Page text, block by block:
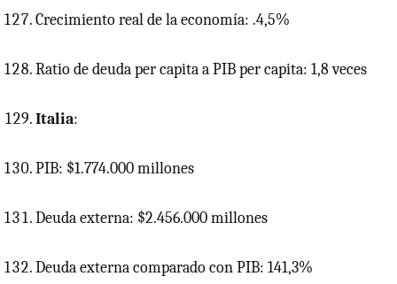
Crecimiento real de la economía: .4,5%
Ratio de deuda per capita aPIBper capita: 1,8 veces
Italia:
PIB: $1.774.000 millones
Deuda externa: $2.456.000 millones
Deuda externa comparado con PIB: 141,3%